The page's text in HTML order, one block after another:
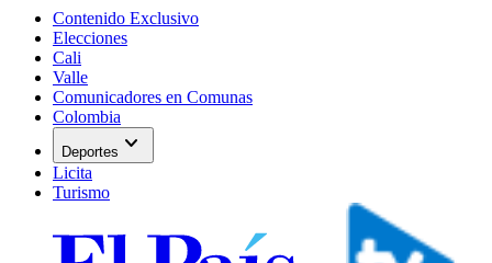
Contenido Exclusivo
Elecciones
Cali
Valle
Comunicadores en Comunas
Colombia
Deportes expand_more
Licita
Turismo